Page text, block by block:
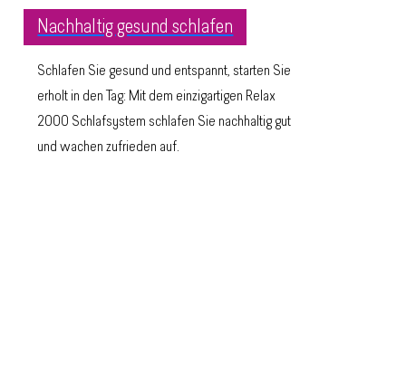
Nachhaltig gesund schlafen
Schlafen Sie gesund und entspannt, starten Sie
erholt in den Tag: Mit dem einzigartigen Relax
2000 Schlafsystem schlafen Sie nachhaltig gut
und wachen zufrieden auf.